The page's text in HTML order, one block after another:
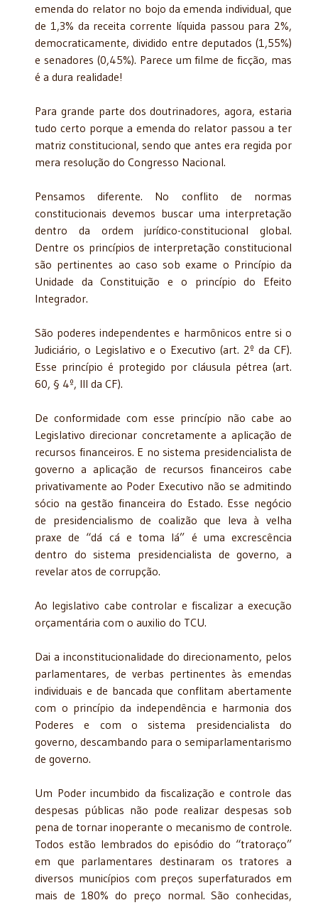
emenda do relator no bojo da emenda individual, que
de 1,3% da receita corrente líquida passou para 2%,
democraticamente, dividido entre deputados (1,55%)
e senadores (0,45%). Parece um filme de ficção, mas
é a dura realidade!
Para grande parte dos doutrinadores, agora, estaria
tudo certo porque a emenda do relator passou a ter
matriz constitucional, sendo que antes era regida por
mera resolução do Congresso Nacional.
Pensamos diferente. No conflito de normas
constitucionais devemos buscar uma interpretação
dentro da ordem jurídico-constitucional global.
Dentre os princípios de interpretação constitucional
são pertinentes ao caso sob exame o Princípio da
Unidade da Constituição e o princípio do Efeito
Integrador.
São poderes independentes e harmônicos entre si o
Judiciário, o Legislativo e o Executivo (art. 2º da CF).
Esse princípio é protegido por cláusula pétrea (art.
60, § 4º, III da CF).
De conformidade com esse princípio não cabe ao
Legislativo direcionar concretamente a aplicação de
recursos financeiros. E no sistema presidencialista de
governo a aplicação de recursos financeiros cabe
privativamente ao Poder Executivo não se admitindo
sócio na gestão financeira do Estado. Esse negócio
de presidencialismo de coalizão que leva à velha
praxe de “dá cá e toma lá” é uma excrescência
dentro do sistema presidencialista de governo, a
revelar atos de corrupção.
Ao legislativo cabe controlar e fiscalizar a execução
orçamentária com o auxilio do TCU.
Dai a inconstitucionalidade do direcionamento, pelos
parlamentares, de verbas pertinentes às emendas
individuais e de bancada que conflitam abertamente
com o princípio da independência e harmonia dos
Poderes e com o sistema presidencialista do
governo, descambando para o semiparlamentarismo
de governo.
Um Poder incumbido da fiscalização e controle das
despesas públicas não pode realizar despesas sob
pena de tornar inoperante o mecanismo de controle.
Todos estão lembrados do episódio do “tratoraço”
em que parlamentares destinaram os tratores a
diversos municípios com preços superfaturados em
mais de 180% do preço normal. São conhecidas,